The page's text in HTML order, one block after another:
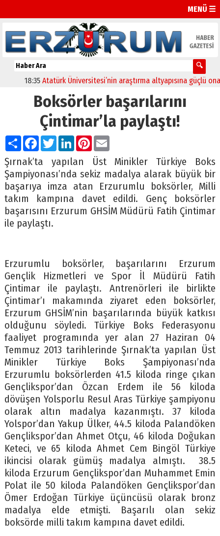
MENÜ ☰
18:35 Atatürk Üniversitesi’nin araştırma altyapısına güçlü onay
Boksörler başarılarını
Çintimar’la paylaştı!
PaylaşFacebook
TwitterLinkedIn
Pinterest
Email
Şırnak’ta yapılan Üst Minikler Türkiye Boks
Şampiyonası’nda sekiz madalya alarak büyük bir
başarıya imza atan Erzurumlu boksörler, Milli
takım kampına davet edildi. Genç boksörler
başarısını Erzurum GHSİM Müdürü Fatih Çintimar
ile paylaştı.
Erzurumlu boksörler, başarılarını Erzurum
Gençlik Hizmetleri ve Spor İl Müdürü Fatih
Çintimar ile paylaştı. Antrenörleri ile birlikte
Çintimar’ı makamında ziyaret eden boksörler,
Erzurum GHSİM’nin başarılarında büyük katkısı
olduğunu söyledi. Türkiye Boks Federasyonu
faaliyet programında yer alan 27 Haziran 04
Temmuz 2013 tarihlerinde Şırnak’ta yapılan Üst
Minikler Türkiye Boks Şampiyonası’nda
Erzurumlu boksörlerden 41.5 kiloda ringe çıkan
Gençlikspor’dan Özcan Erdem ile 56 kiloda
dövüşen Yolsporlu Resul Aras Türkiye şampiyonu
olarak altın madalya kazanmıştı. 37 kiloda
Yolspor’dan Yakup Ülker, 44.5 kiloda Palandöken
Gençlikspor’dan Ahmet Otçu, 46 kiloda Doğukan
Keteci, ve 65 kiloda Ahmet Cem Bingöl Türkiye
ikincisi olarak gümüş madalya almıştı. 38.5
kiloda Erzurum Gençlikspor’dan Muhammet Emin
Polat ile 50 kiloda Palandöken Gençlikspor’dan
Ömer Erdoğan Türkiye üçüncüsü olarak bronz
madalya elde etmişti. Başarılı olan sekiz
boksörde milli takım kampına davet edildi.